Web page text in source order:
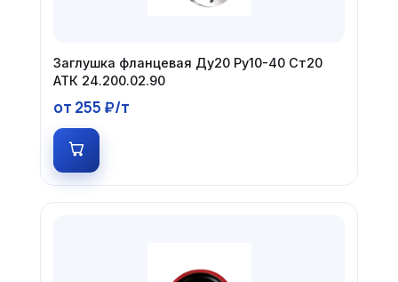
Заглушка фланцевая Ду20 Ру10-40 Ст20
АТК 24.200.02.90
от 255 ₽/т